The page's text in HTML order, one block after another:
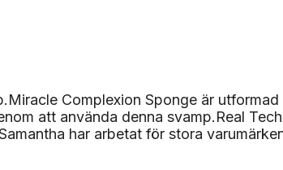
Complexion Sponge är
att använda denna svamp.Real
har arbetat för stora